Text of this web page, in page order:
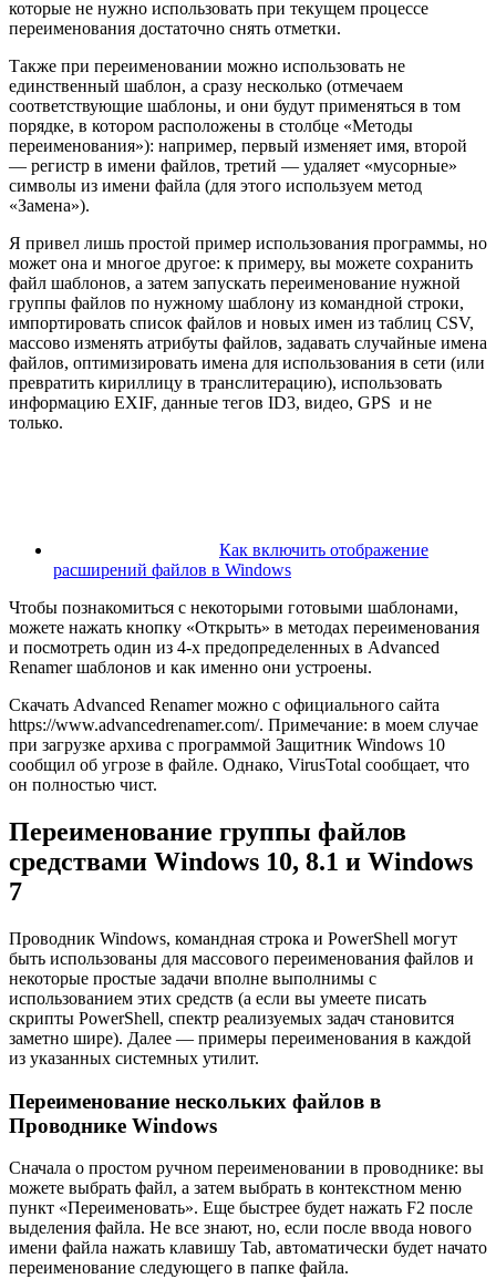
которые не нужно использовать при текущем процессе
переименования достаточно снять отметки.
Также при переименовании можно использовать не
единственный шаблон, а сразу несколько (отмечаем
соответствующие шаблоны, и они будут применяться в том
порядке, в котором расположены в столбце «Методы
переименования»): например, первый изменяет имя, второй
— регистр в имени файлов, третий — удаляет «мусорные»
символы из имени файла (для этого используем метод
«Замена»).
Я привел лишь простой пример использования программы, но
может она и многое другое: к примеру, вы можете сохранить
файл шаблонов, а затем запускать переименование нужной
группы файлов по нужному шаблону из командной строки,
импортировать список файлов и новых имен из таблиц CSV,
массово изменять атрибуты файлов, задавать случайные имена
файлов, оптимизировать имена для использования в сети (или
превратить кириллицу в транслитерацию), использовать
информацию EXIF, данные тегов ID3, видео, GPS и не
только.
Как включить отображение
расширений файлов в Windows
Чтобы познакомиться с некоторыми готовыми шаблонами,
можете нажать кнопку «Открыть» в методах переименования
и посмотреть один из 4-х предопределенных в Advanced
Renamer шаблонов и как именно они устроены.
Скачать Advanced Renamer можно с официального сайта
https://www.advancedrenamer.com/. Примечание: в моем случае
при загрузке архива с программой Защитник Windows 10
сообщил об угрозе в файле. Однако, VirusTotal сообщает, что
он полностью чист.
Переименование группы файлов
средствами Windows 10, 8.1 и Windows
7
Проводник Windows, командная строка и PowerShell могут
быть использованы для массового переименования файлов и
некоторые простые задачи вполне выполнимы с
использованием этих средств (а если вы умеете писать
скрипты PowerShell, спектр реализуемых задач становится
заметно шире). Далее — примеры переименования в каждой
из указанных системных утилит.
Переименование нескольких файлов в
Проводнике Windows
Сначала о простом ручном переименовании в проводнике: вы
можете выбрать файл, а затем выбрать в контекстном меню
пункт «Переименовать». Еще быстрее будет нажать F2 после
выделения файла. Не все знают, но, если после ввода нового
имени файла нажать клавишу Tab, автоматически будет начато
переименование следующего в папке файла.